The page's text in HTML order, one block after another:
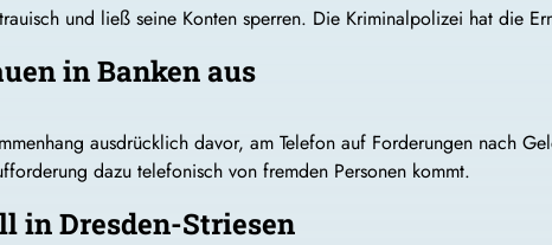
und ließ seine Konten sperren. Die Kriminalpolizei hat die
in Banken aus
ausdrücklich davor, am Telefon auf Forderungen nach
dazu telefonisch von fremden Personen kommt.
in Dresden-Striesen